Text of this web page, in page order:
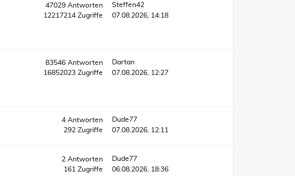
47029Antworten
12217214Zugriffe
Steffen42
07.08.2026, 14:18
83546Antworten
16852023Zugriffe
Dartan
07.08.2026, 12:27
4Antworten
292Zugriffe
Dude77
07.08.2026, 12:11
2Antworten
161Zugriffe
Dude77
06.08.2026, 18:36